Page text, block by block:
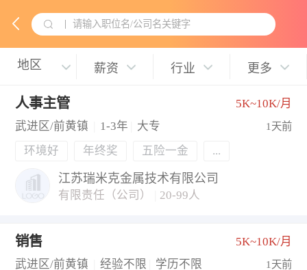
请输入职位名/公司名关键字
薪资 行业 更多
人事主管
5K~10K/月
武进区/前黄镇
1-3年 大专 1天前
环境好 年终奖 五险一金 ...
江苏瑞米克金属技术有限公司
有限责任（公司） 20-99人
销售
5K~10K/月
武进区/前黄镇
经验不限 学历不限 1天前